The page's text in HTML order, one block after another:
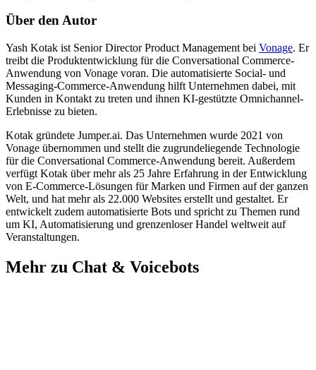
Über den Autor
Yash Kotak ist Senior Director Product Management bei Vonage. Er
treibt die Produktentwicklung für die Conversational Commerce-
Anwendung von Vonage voran. Die automatisierte Social- und
Messaging-Commerce-Anwendung hilft Unternehmen dabei, mit
Kunden in Kontakt zu treten und ihnen KI-gestützte Omnichannel-
Erlebnisse zu bieten.
Kotak gründete Jumper.ai. Das Unternehmen wurde 2021 von
Vonage übernommen und stellt die zugrundeliegende Technologie
für die Conversational Commerce-Anwendung bereit. Außerdem
verfügt Kotak über mehr als 25 Jahre Erfahrung in der Entwicklung
von E-Commerce-Lösungen für Marken und Firmen auf der ganzen
Welt, und hat mehr als 22.000 Websites erstellt und gestaltet. Er
entwickelt zudem automatisierte Bots und spricht zu Themen rund
um KI, Automatisierung und grenzenloser Handel weltweit auf
Veranstaltungen.
Mehr zu Chat & Voicebots